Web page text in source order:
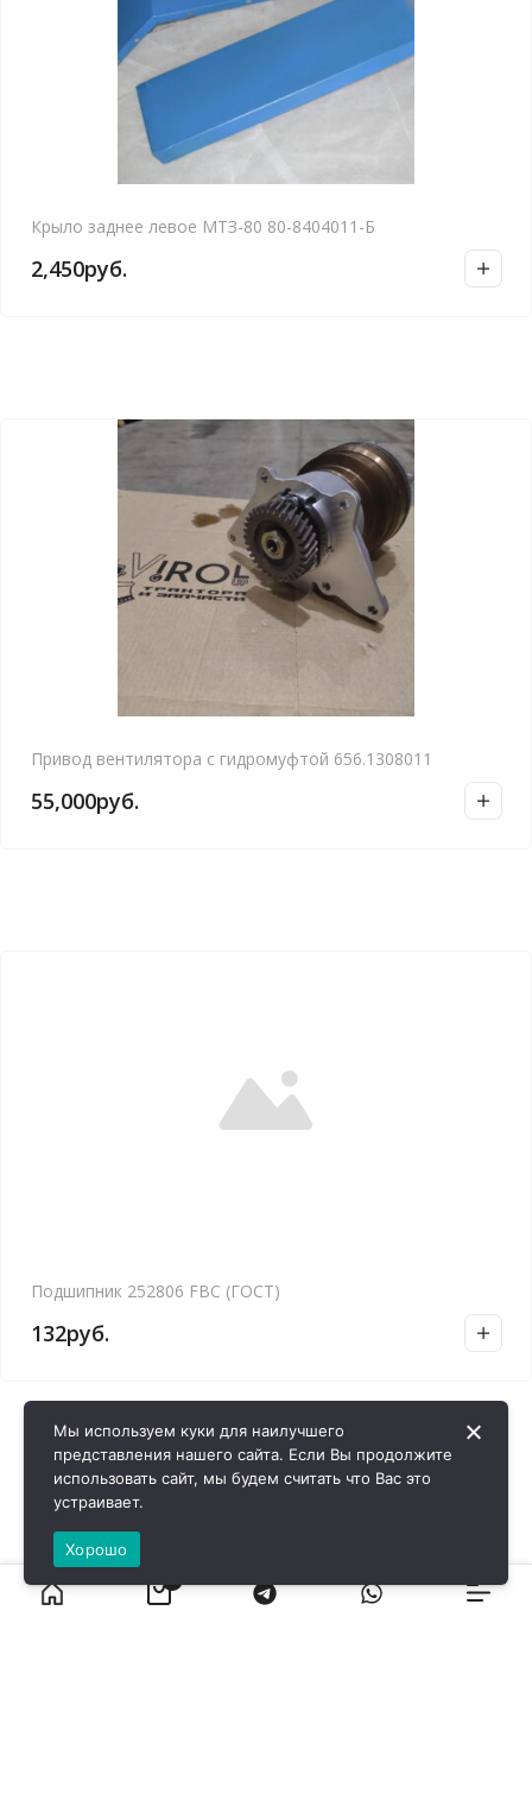
Крыло заднее левое МТЗ-80 80-8404011-Б
2,450руб.
Привод вентилятора с гидромуфтой 656.1308011
55,000руб.
Подшипник 252806 FBC (ГОСТ)
132руб.
Мы используем куки для наилучшего
представления нашего сайта. Если Вы продолжите
использовать сайт, мы будем считать что Вас это
устраивает.
Хорошо